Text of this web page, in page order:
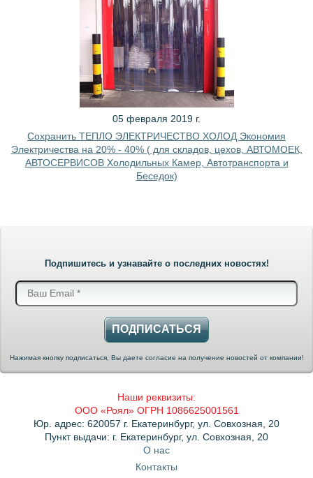
05 февраля 2019 г.
Сохранить ТЕПЛО ЭЛЕКТРИЧЕСТВО ХОЛОД Экономия
Электричества на 20% - 40% ( для складов, цехов, АВТОМОЕК,
АВТОСЕРВИСОВ Холодильных Камер, Автотранспорта и
Беседок)
Подпишитесь и узнавайте о последних новостях!
ПОДПИСАТЬСЯ
Нажимая кнопку подписаться, Вы даете согласие на получение новостей от компании!
Наши реквизиты:
ООО «Роял» ОГРН 1086625001561
Юр. адрес: 620057 г. Екатеринбург, ул. Совхозная, 20
Пункт выдачи: г. Екатеринбург, ул. Совхозная, 20
О нас
Контакты